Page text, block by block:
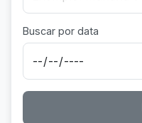
Buscar por data